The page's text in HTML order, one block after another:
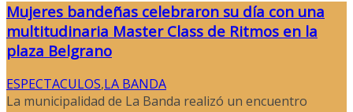
Mujeres bandeñas celebraron su día con una
multitudinaria Master Class de Ritmos en la
plaza Belgrano
ESPECTACULOS,LA BANDA
La municipalidad de La Banda realizó un encuentro